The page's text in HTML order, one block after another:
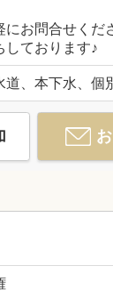
にお問合せくだ
しております♪
道、本下水、個